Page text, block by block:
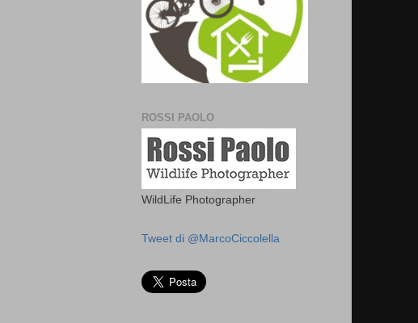
ROSSI PAOLO
WildLife Photographer
Tweet di @MarcoCiccolella